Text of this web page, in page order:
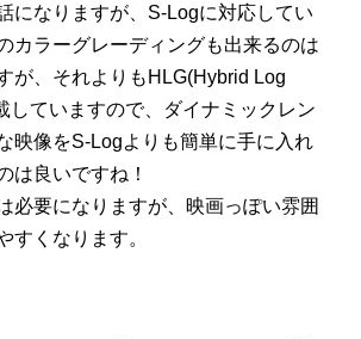
になりますが、S-Logに対応してい
カラーグレーディングも出来るのは
が、それよりもHLG(Hybrid Log
していますので、ダイナミックレン
映像をS-Logよりも簡単に手に入れ
は良いですね！
必要になりますが、映画っぽい雰囲
すくなります。